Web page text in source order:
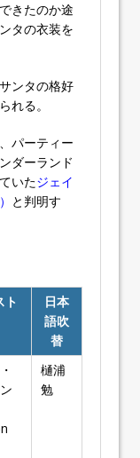
きたのか途
タの衣装を
ンタの格好
れる。
パーティー
ダーランド
いたジェイ
と判明す
ト
日本
語吹
替
樋浦
勉